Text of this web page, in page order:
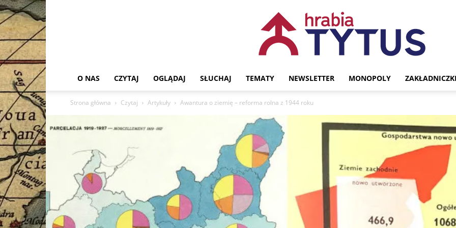
O NAS CZYTAJ OGLĄDAJ SŁUCHAJ TEMATY NEWSLETTER MONOPOLY
Strona główna Czytaj Artykuły Awantura o ziemię – reforma rolna z 1944 roku